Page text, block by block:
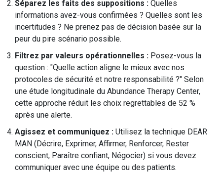
Séparez les faits des suppositions : Quelles
informations avez-vous confirmées ? Quelles sont les
incertitudes ? Ne prenez pas de décision basée sur la
peur du pire scénario possible.
Filtrez par valeurs opérationnelles : Posez-vous la
question : "Quelle action aligne le mieux avec nos
protocoles de sécurité et notre responsabilité ?" Selon
une étude longitudinale du Abundance Therapy Center,
cette approche réduit les choix regrettables de 52 %
après une alerte.
Agissez et communiquez : Utilisez la technique DEAR
MAN (Décrire, Exprimer, Affirmer, Renforcer, Rester
conscient, Paraître confiant, Négocier) si vous devez
communiquer avec une équipe ou des patients.